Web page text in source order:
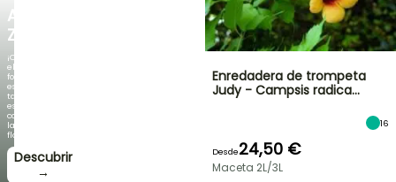
AGAPANTHUS
ZAMBEZI
¡Cuando
el
follaje
es
tan
espectacular
como
la
floración!
Descubrir
→
Enredadera de trompeta
Judy - Campsis radica…
16
Desde24,50 €
Maceta 2L/3L